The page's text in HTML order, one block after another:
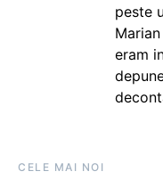
peste
eram
CELE MAI NOI